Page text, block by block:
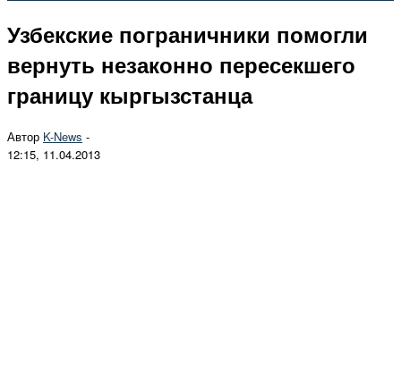
Узбекские пограничники помогли
вернуть незаконно пересекшего
границу кыргызстанца
Автор K-News -
12:15, 11.04.2013